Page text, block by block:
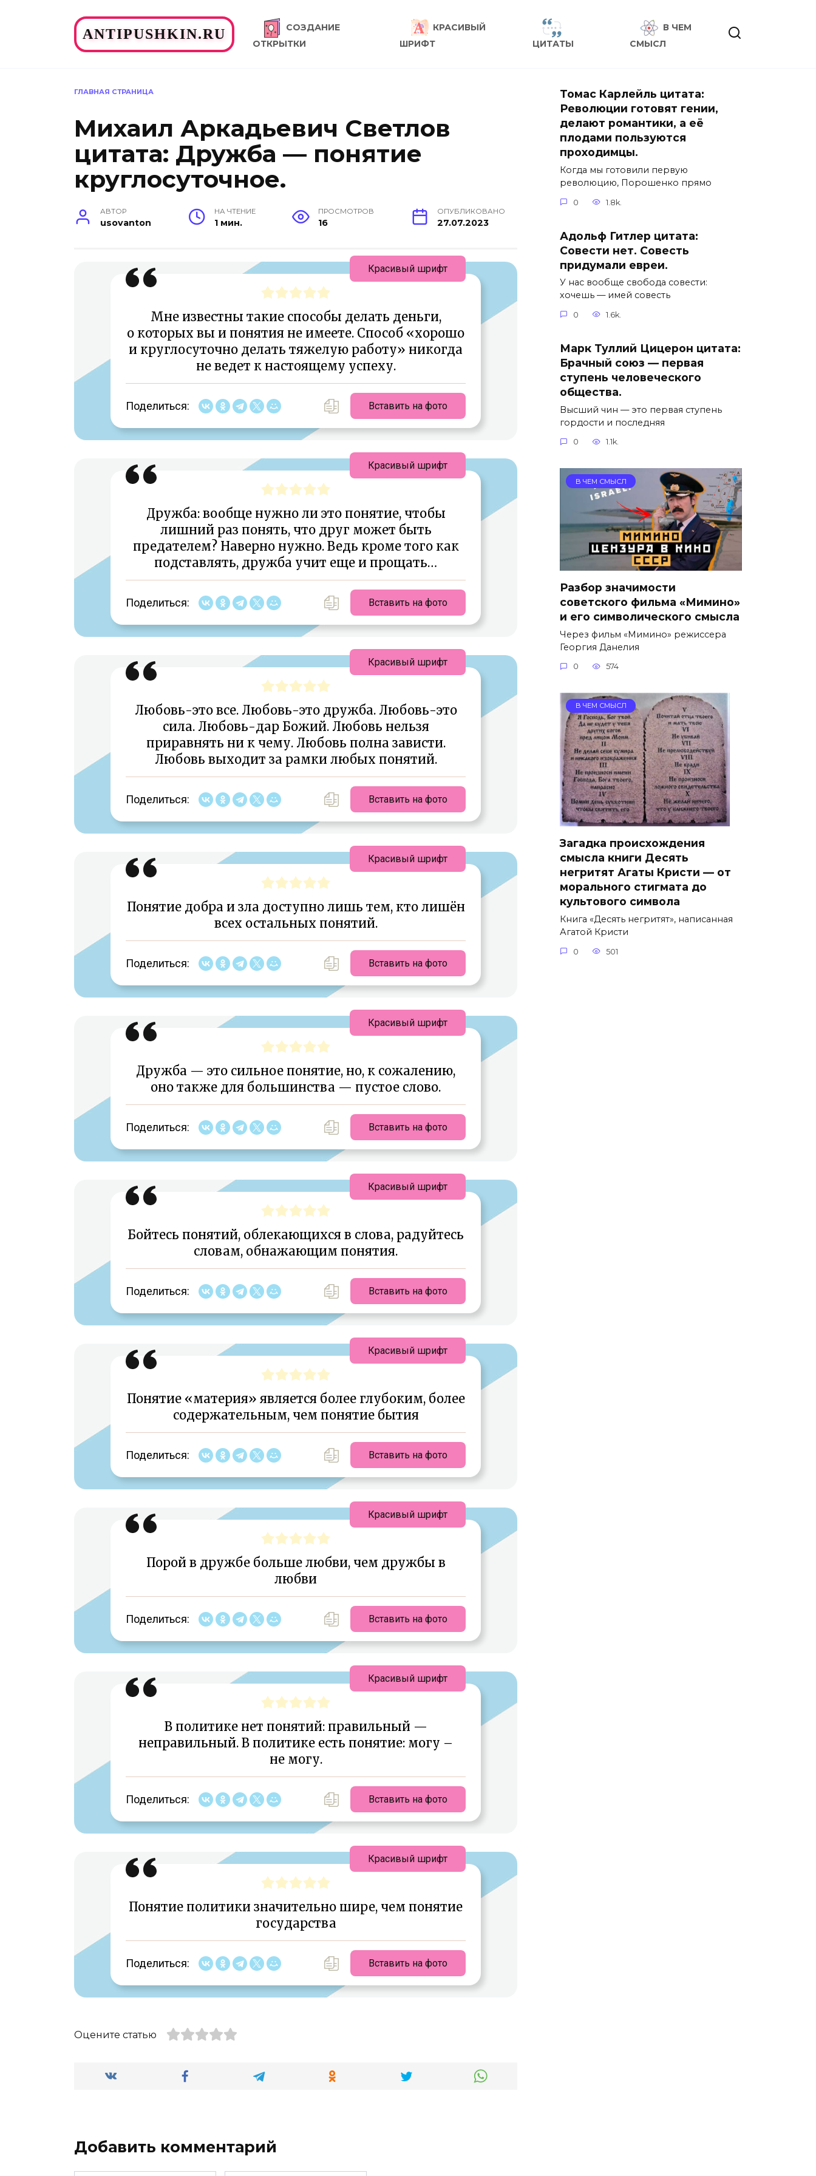
ANTIPUSHKIN.RU
СОЗДАНИЕ
ОТКРЫТКИ
КРАСИВЫЙ
ШРИФТ
ЦИТАТЫ
В ЧЕМ
СМЫСЛ
ГЛАВНАЯ СТРАНИЦА
Михаил Аркадьевич Светлов
цитата: Дружба — понятие
круглосуточное.
АВТОР
usovanton
НА ЧТЕНИЕ
1 мин.
ПРОСМОТРОВ
16
ОПУБЛИКОВАНО
27.07.2023
Мне известны такие способы делать деньги,
о которых вы и понятия не имеете. Способ «хорошо
и круглосуточно делать тяжелую работу» никогда
не ведет к настоящему успеху.
Поделиться: Вставить на фото
Красивый шрифт
Дружба: вообще нужно ли это понятие, чтобы
лишний раз понять, что друг может быть
предателем? Наверно нужно. Ведь кроме того как
подставлять, дружба учит еще и прощать…
Поделиться: Вставить на фото
Красивый шрифт
Любовь-это все. Любовь-это дружба. Любовь-это
сила. Любовь-дар Божий. Любовь нельзя
приравнять ни к чему. Любовь полна зависти.
Любовь выходит за рамки любых понятий.
Поделиться: Вставить на фото
Красивый шрифт
Понятие добра и зла доступно лишь тем, кто лишён
всех остальных понятий.
Поделиться: Вставить на фото
Красивый шрифт
Дружба — это сильное понятие, но, к сожалению,
оно также для большинства — пустое слово.
Поделиться: Вставить на фото
Красивый шрифт
Бойтесь понятий, облекающихся в слова, радуйтесь
словам, обнажающим понятия.
Поделиться: Вставить на фото
Красивый шрифт
Понятие «материя» является более глубоким, более
содержательным, чем понятие бытия
Поделиться: Вставить на фото
Красивый шрифт
Порой в дружбе больше любви, чем дружбы в
любви
Поделиться: Вставить на фото
Красивый шрифт
В политике нет понятий: правильный —
неправильный. В политике есть понятие: могу –
не могу.
Поделиться: Вставить на фото
Красивый шрифт
Понятие политики значительно шире, чем понятие
государства
Поделиться: Вставить на фото
Красивый шрифт
Оцените статью
Добавить комментарий
Томас Карлейль цитата:
Революции готовят гении,
делают романтики, а её
плодами пользуются
проходимцы.
Когда мы готовили первую
революцию, Порошенко прямо
0 1.8k.
Адольф Гитлер цитата:
Совести нет. Совесть
придумали евреи.
У нас вообще свобода совести:
хочешь — имей совесть
0 1.6k.
Марк Туллий Цицерон цитата:
Брачный союз — первая
ступень человеческого
общества.
Высший чин — это первая ступень
гордости и последняя
0 1.1k.
В ЧЕМ СМЫСЛ
Разбор значимости
советского фильма «Мимино»
и его символического смысла
Через фильм «Мимино» режиссера
Георгия Данелия
0 574
В ЧЕМ СМЫСЛ
Загадка происхождения
смысла книги Десять
негритят Агаты Кристи — от
морального стигмата до
культового символа
Книга «Десять негритят», написанная
Агатой Кристи
0 501